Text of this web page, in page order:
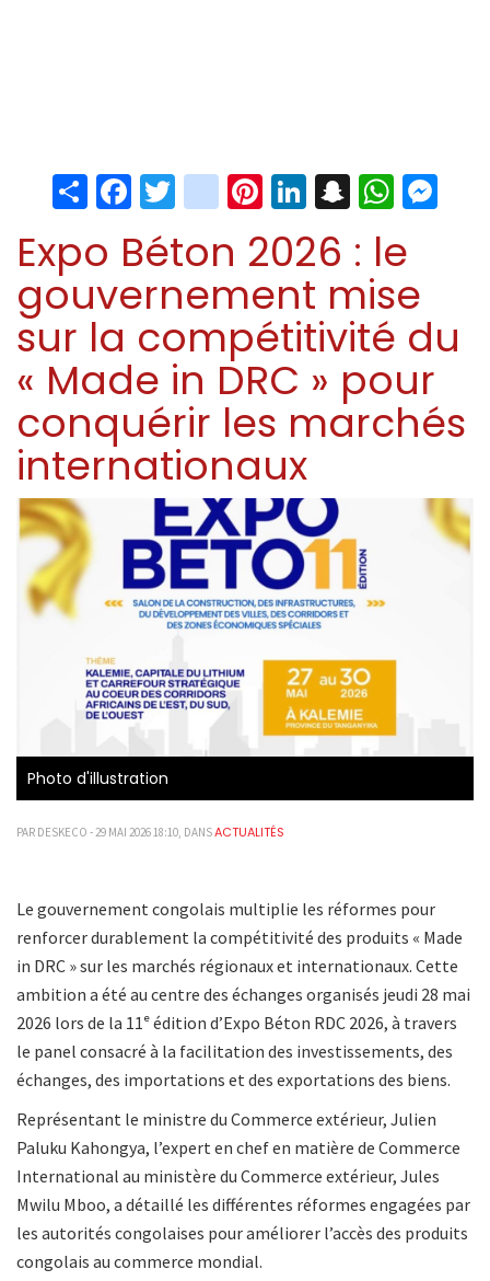
ShareFacebook
Twitter
instagram
Pinterest
LinkedIn
Snapchat
Expo Béton 2026 : le
gouvernement mise
sur la compétitivité du
« Made in DRC » pour
conquérir les marchés
internationaux
Photo d'illustration
PAR DESKECO - 29 MAI 2026 18:10, DANSACTUALITÉS
Le gouvernement congolais multiplie les réformes pour
renforcer durablement la compétitivité des produits « Made
in DRC » sur les marchés régionaux et internationaux. Cette
ambition a été au centre des échanges organisés jeudi 28 mai
2026 lors de la 11ᵉ édition d’Expo Béton RDC 2026, à travers
le panel consacré à la facilitation des investissements, des
échanges, des importations et des exportations des biens.
Représentant le ministre du Commerce extérieur, Julien
Paluku Kahongya, l’expert en chef en matière de Commerce
International au ministère du Commerce extérieur, Jules
Mwilu Mboo, a détaillé les différentes réformes engagées par
les autorités congolaises pour améliorer l’accès des produits
congolais au commerce mondial.